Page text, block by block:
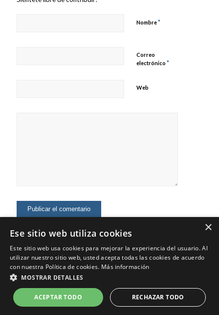
Nombre*
Correo
electrónico *
Web
© Copyright - Jaime Fernández - Marketing Digital, Marca Personal,
×
Ese sitio web utiliza cookies
Este sitio web usa cookies para mejorar la experiencia del usuario. Al
utilizar nuestro sitio web, usted acepta todas las cookies de acuerdo
con nuestra Política de cookies. Más información
MOSTRAR DETALLES
ACEPTAR TODO RECHAZAR TODO